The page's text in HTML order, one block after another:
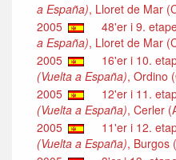
a España), Lloret de Mar
2005
48'er i 9.
a España), Lloret de Mar
2005
16'er i 10.
(Vuelta a España), Ordino
2005
12'er i 11.
(Vuelta a España), Cerler
2005
11'er i 12.
(Vuelta a España), Burgos